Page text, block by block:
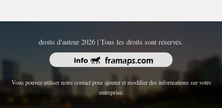
droits d'auteur 2026 | Tous les droits sont réservés.
Vous pouvez utiliser notre contact pour ajouter et modifier des informations sur votre
entreprise.